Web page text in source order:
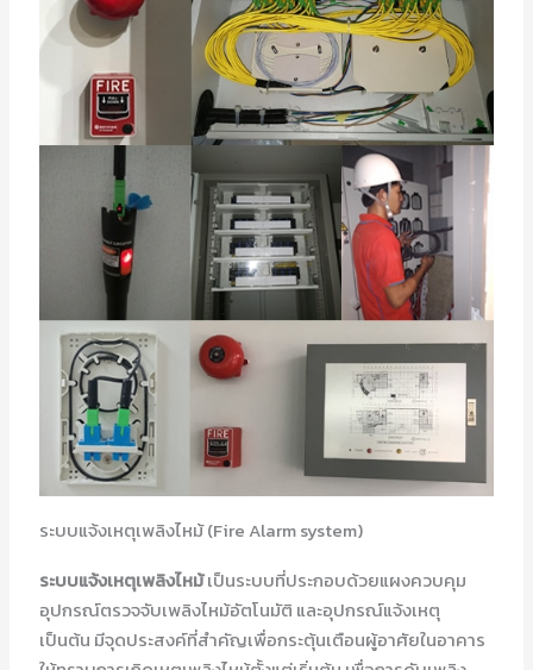
ระบบแจ้งเหตุเพลิงไหม้ (Fire Alarm system)
ระบบแจ้งเหตุเพลิงไหม้เป็นระบบที่ประกอบด้วยแผงควบคุม
อุปกรณ์ตรวจจับเพลิงไหม้อัตโนมัติ และอุปกรณ์แจ้งเหตุ
เป็นต้น มีจุดประสงค์ที่สำคัญเพื่อกระตุ้นเตือนผู้อาศัยในอาคาร